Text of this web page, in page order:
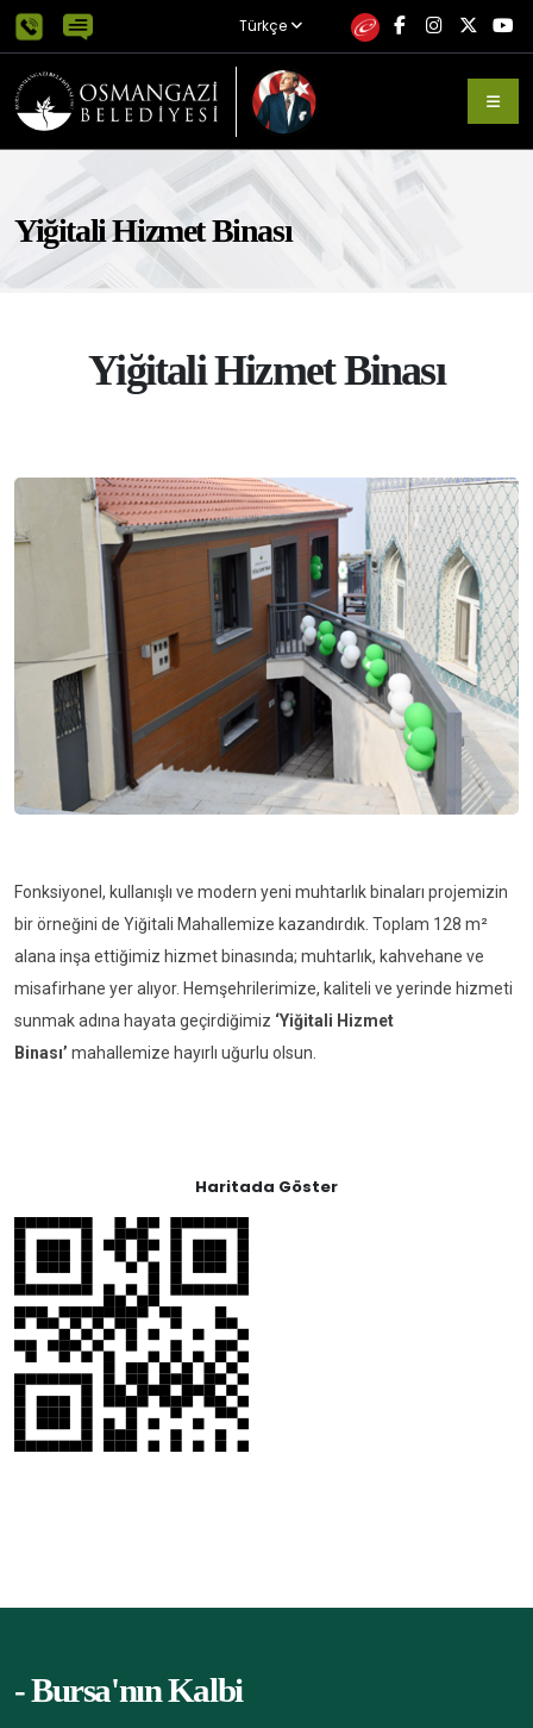
Türkçe
Yiğitali Hizmet Binası
Yiğitali Hizmet Binası
Fonksiyonel, kullanışlı ve modern yeni muhtarlık binaları projemizin
bir örneğini de Yiğitali Mahallemize kazandırdık. Toplam 128 m²
alana inşa ettiğimiz hizmet binasında; muhtarlık, kahvehane ve
misafirhane yer alıyor. Hemşehrilerimize, kaliteli ve yerinde hizmeti
sunmak adına hayata geçirdiğimiz ‘Yiğitali Hizmet
Binası’ mahallemize hayırlı uğurlu olsun.
Haritada Göster
- Bursa'nın Kalbi